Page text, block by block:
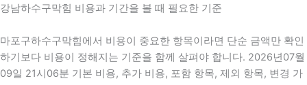
강남하수구막힘 비용과 기간을 볼 때 필요한 기준
마포구하수구막힘에서 비용이 중요한 항목이라면 단순 금액만 확인
하기보다 비용이 정해지는 기준을 함께 살펴야 합니다. 2026년07월
09일 21시06분 기본 비용, 추가 비용, 포함 항목, 제외 항목, 변경 가